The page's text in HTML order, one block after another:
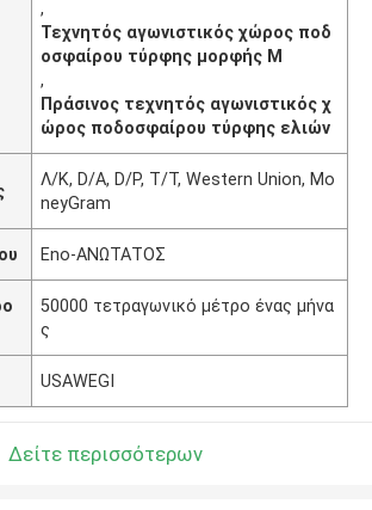
,
Τεχνητός αγωνιστικός χώρος ποδ
οσφαίρου τύρφης μορφής Μ
,
Πράσινος τεχνητός αγωνιστικός χ
ώρος ποδοσφαίρου τύρφης ελιών
Λ/Κ, D/A, D/P, T/T, Western Union, Mo
neyGram
Eno-ΑΝΩΤΑΤΟΣ
50000 τετραγωνικό μέτρο ένας μήνα
ς
USAWEGI
Δείτε περισσότερων